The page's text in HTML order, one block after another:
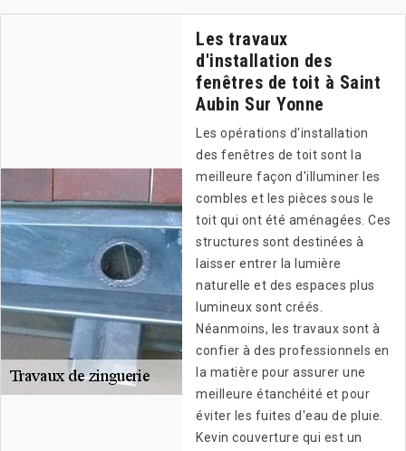
Les travaux
d'installation des
fenêtres de toit à Saint
Aubin Sur Yonne
Les opérations d'installation
des fenêtres de toit sont la
meilleure façon d'illuminer les
combles et les pièces sous le
toit qui ont été aménagées. Ces
structures sont destinées à
laisser entrer la lumière
naturelle et des espaces plus
lumineux sont créés.
Néanmoins, les travaux sont à
confier à des professionnels en
la matière pour assurer une
meilleure étanchéité et pour
éviter les fuites d'eau de pluie.
Kevin couverture qui est un